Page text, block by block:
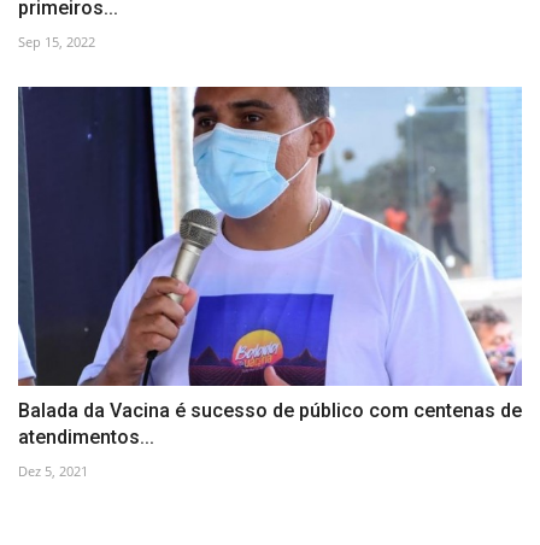
primeiros...
Sep 15, 2022
Balada da Vacina é sucesso de público com centenas de
atendimentos...
Dez 5, 2021